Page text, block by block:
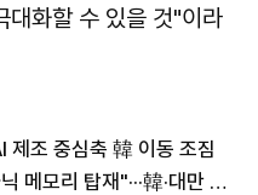
대화할 수 있을 것"이라
조 중심축 韓 이동 조짐
젠슨 황 "베라 루빈, 삼성·SK하닉 메모리 탑재"···韓·대만 줄타기 영리한 행보